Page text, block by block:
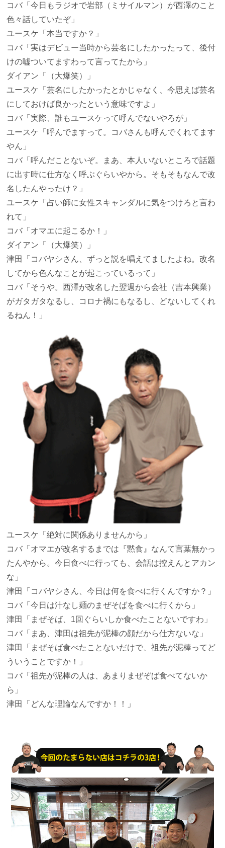
コバ 「今日もラジオで岩部（ミサイルマン）が西澤のこと
色々話していたぞ」
ユースケ 「本当ですか？」
コバ 「実はデビュー当時から芸名にしたかったって、後付
けの嘘ついてますわって言ってたから」
ダイアン 「（大爆笑）」
ユースケ 「芸名にしたかったとかじゃなく、今思えば芸名
にしておけば良かったという意味ですよ」
コバ 「実際、誰もユースケって呼んでないやろが」
ユースケ 「呼んでますって。コバさんも呼んでくれてます
やん」
コバ 「呼んだことないぞ。まあ、本人いないところで話題
に出す時に仕方なく呼ぶぐらいやから。そもそもなんで改
名したんやったけ？」
ユースケ 「占い師に女性スキャンダルに気をつけろと言わ
れて」
コバ 「オマエに起こるか！」
ダイアン 「（大爆笑）」
津田
「コバヤシさん、ずっと説を唱えてましたよね。改名
してから色んなことが起こっているって」
コバ 「そうや。西澤が改名した翌週から会社（吉本興業）
がガタガタなるし、コロナ禍にもなるし、どないしてくれ
るねん！」
ユースケ 「絶対に関係ありませんから」
コバ 「オマエが改名するまでは『黙食』なんて言葉無かっ
たんやから。今日食べに行っても、会話は控えんとアカン
な」
津田
「コバヤシさん、今日は何を食べに行くんですか？」
コバ 「今日は汁なし麺のまぜそばを食べに行くから」
津田
「まぜそば、1回ぐらいしか食べたことないですわ」
コバ 「まあ、津田は祖先が泥棒の顔だから仕方ないな」
津田
「まぜそば食べたことないだけで、祖先が泥棒ってど
ういうことですか！」
コバ 「祖先が泥棒の人は、あまりまぜぞば食べてないか
ら」
津田
「どんな理論なんですか！！」